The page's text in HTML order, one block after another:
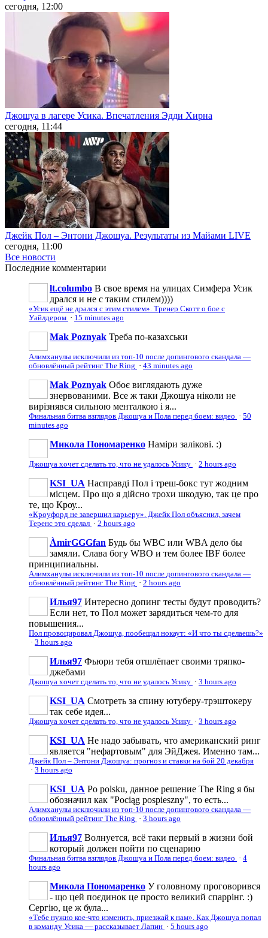
сегодня, 12:00
Джошуа в лагере Усика. Впечатления Эдди Хирна
сегодня, 11:44
Джейк Пол – Энтони Джошуа. Результаты из Майами LIVE
сегодня, 11:00
Все новости
Последние комментарии
lt.columbo В свое время на улицах Симфера Усик
дрался и не с таким стилем))))
«Усик ещё не дрался с этим стилем». Тренер Скотт о бое с
Уайлдером · 15 minutes ago
Mak Poznyak Треба по-казахськи
Алимханулы исключили из топ-10 после допингового скандала —
обновлённый рейтинг The Ring · 43 minutes ago
Mak Poznyak Обоє виглядають дуже
знервованими. Все ж таки Джошуа ніколи не
вирізнявся сильною менталкою і я...
Финальная битва взглядов Джошуа и Пола перед боем: видео · 50
minutes ago
Микола Пономаренко Наміри залікові. :)
Джошуа хочет сделать то, что не удалось Усику · 2 hours ago
KSI_UA Насправді Пол і треш-бокс тут жодним
місцем. Про що я дійсно трохи шкодую, так це про
те, що Кроу...
«Кроуфорд не завершил карьеру». Джейк Пол объяснил, зачем
Теренс это сделал · 2 hours ago
ÀmirGGGfan Будь бы WBC или WBA дело бы
замяли. Слава богу WBO и тем более IBF более
принципиальны.
Алимханулы исключили из топ-10 после допингового скандала —
обновлённый рейтинг The Ring · 2 hours ago
Илья97 Интересно допинг тесты будут проводить?
Если нет, то Пол может зарядиться чем-то для
повышения...
Пол провоцировал Джошуа, пообещал нокаут: «И что ты сделаешь?»
· 3 hours ago
Илья97 Фьюри тебя отшлёпает своими тряпко-
джебами
Джошуа хочет сделать то, что не удалось Усику · 3 hours ago
KSI_UA Смотреть за спину ютуберу-трэштокеру
так себе идея...
Джошуа хочет сделать то, что не удалось Усику · 3 hours ago
KSI_UA Не надо забывать, что американский ринг
является "нефартовым" для ЭйДжея. Именно там...
Джейк Пол – Энтони Джошуа: прогноз и ставки на бой 20 декабря
· 3 hours ago
KSI_UA Po polsku, данное решение The Ring я бы
обозначил как "Pociąg pospieszny", то есть...
Алимханулы исключили из топ-10 после допингового скандала —
обновлённый рейтинг The Ring · 3 hours ago
Илья97 Волнуется, всё таки первый в жизни бой
который должен пойти по сценарию
Финальная битва взглядов Джошуа и Пола перед боем: видео · 4
hours ago
Микола Пономаренко У головному проговорився
- що цей поєдинок це просто великий спаррінг. :)
Сергію, це ж була...
«Тебе нужно кое-что изменить, приезжай к нам». Как Джошуа попал
в команду Усика — рассказывает Лапин · 5 hours ago